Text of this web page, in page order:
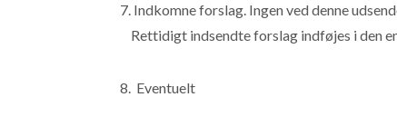
7. Indkomne forslag. Ingen ved denne
Rettidigt indsendte forslag indføjes i den
8. Eventuelt